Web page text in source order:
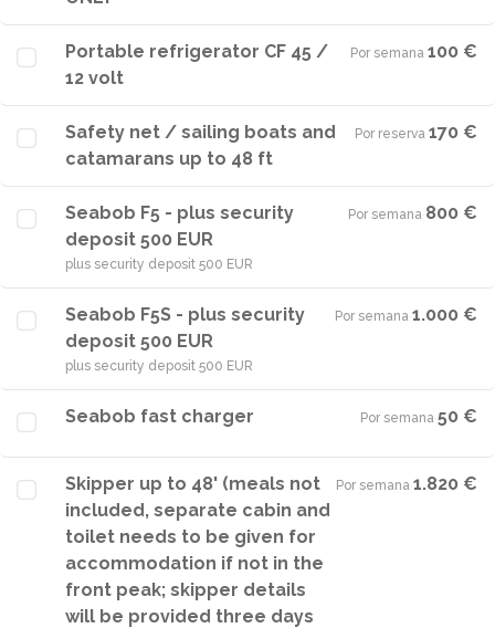
Portable refrigerator CF 45 /
12 volt
Por semana·100 €
Safety net / sailing boats and
catamarans up to 48 ft
Por reserva·170 €
Seabob F5 - plus security
deposit 500 EUR
plus security deposit 500 EUR
Por semana·800 €
Seabob F5S - plus security
deposit 500 EUR
plus security deposit 500 EUR
Por semana·1.000 €
Seabob fast charger Por semana·50 €
Skipper up to 48' (meals not
included, separate cabin and
toilet needs to be given for
accommodation if not in the
front peak; skipper details
will be provided three days
Por semana·1.820 €